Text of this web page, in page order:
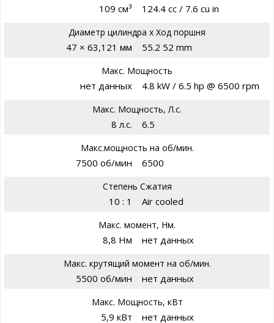
109 см³ 124.4 cc / 7.6 cu in
Диаметр цилиндра х Ход поршня
47 × 63,121 мм 55.2 52 mm
Макс. Мощность
нет данных 4.8 kW / 6.5 hp @ 6500 rpm
Макс. Мощность, Л.с.
8 л.с. 6.5
Макс.мощность на об/мин.
7500 об/мин 6500
Степень Сжатия
10 : 1 Air cooled
Макс. момент, Нм.
8,8 Нм нет данных
Макс. крутящий момент на об/мин.
5500 об/мин нет данных
Макс. Мощность, кВт
5,9 кВт нет данных